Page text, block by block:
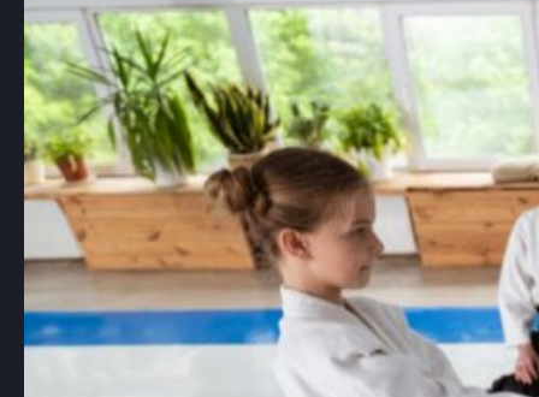
korzyściach z treningów
Aikido, japońska sztuka walki znana z
używania technik obronnych, które…